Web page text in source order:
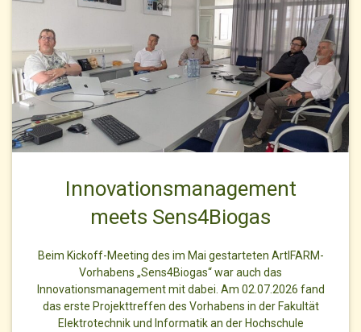
Innovationsmanagement
meets Sens4Biogas
Beim Kickoff-Meeting des im Mai gestarteten ArtIFARM-
Vorhabens „Sens4Biogas“ war auch das
Innovationsmanagement mit dabei. Am 02.07.2026 fand
das erste Projekttreffen des Vorhabens in der Fakultät
Elektrotechnik und Informatik an der Hochschule